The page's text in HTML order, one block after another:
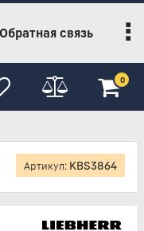
Обратная связь
0
Артикул: KBS3864